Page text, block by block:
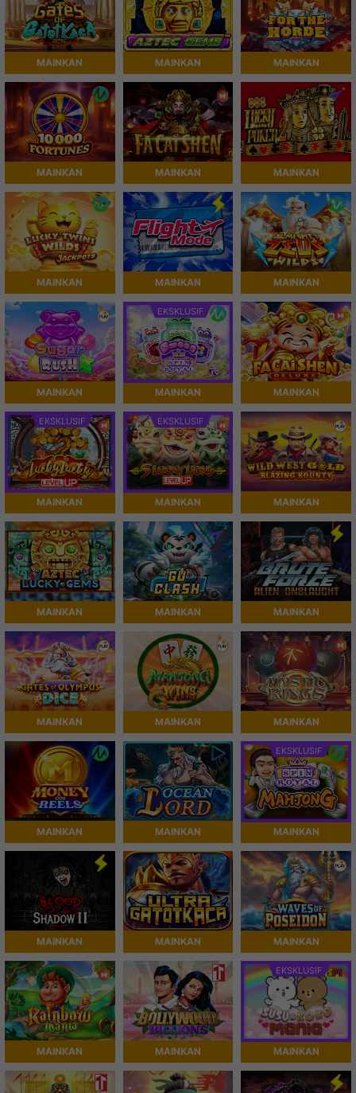
MAINKAN MAINKAN MAINKAN
MAINKAN MAINKAN MAINKAN
MAINKAN MAINKAN MAINKAN
MAINKAN
EKSKLUSIF
MAINKAN MAINKAN
EKSKLUSIF
MAINKAN
EKSKLUSIF
MAINKAN MAINKAN
MAINKAN MAINKAN MAINKAN
MAINKAN MAINKAN MAINKAN
MAINKAN MAINKAN
EKSKLUSIF
MAINKAN
MAINKAN MAINKAN MAINKAN
MAINKAN MAINKAN
EKSKLUSIF
MAINKAN